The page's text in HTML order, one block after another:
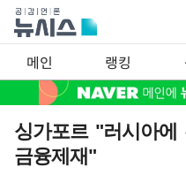
메인 랭킹
싱가포르 "러시아에
금융제재"